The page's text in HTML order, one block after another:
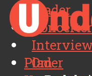
Plader
Koncerter
Om
Plader